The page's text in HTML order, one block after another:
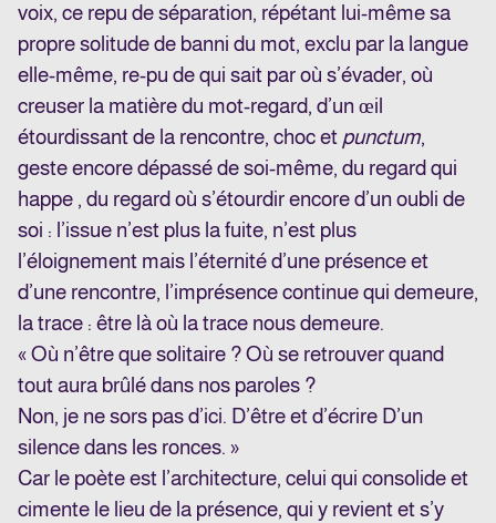
voix, ce repu de séparation, répétant lui-même sa
propre solitude de banni du mot, exclu par la langue
elle-même, re-pu de qui sait par où s’évader, où
creuser la matière du mot-regard, d’un œil
étourdissant de la rencontre, choc et punctum,
geste encore dépassé de soi-même, du regard qui
happe , du regard où s’étourdir encore d’un oubli de
soi : l’issue n’est plus la fuite, n’est plus
l’éloignement mais l’éternité d’une présence et
d’une rencontre, l’imprésence continue qui demeure,
la trace : être là où la trace nous demeure.
« Où n’être que solitaire ? Où se retrouver quand
tout aura brûlé dans nos paroles ?
Non, je ne sors pas d’ici. D’être et d’écrire D’un
silence dans les ronces. »
Car le poète est l’architecture, celui qui consolide et
cimente le lieu de la présence, qui y revient et s’y